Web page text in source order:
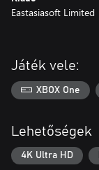
Eastasiasoft Limited
Játék vele:
XBOX One
Lehetőségek
4K Ultra HD